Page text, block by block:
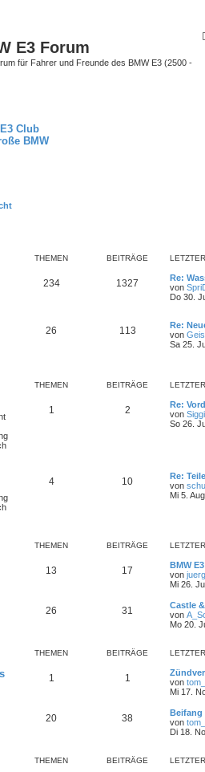
E3 Forum
für Fahrer und Freunde des BMW E3 (2500 -
Club
BMW
THEMEN BEITRÄGE
234 1327
Re:
von
Do 30.
26 113
Re:
von
Sa 25.
THEMEN BEITRÄGE
1 2
Re:
von Siggi
So 26.
4 10
Re: Teile
von
Mi 5.
THEMEN BEITRÄGE
13 17
BMW
von
Mi 26.
26 31
Castle
von
Mo 20.
THEMEN BEITRÄGE
1 1
von
Mi 17.
20 38
Beifang
von
Di 18.
THEMEN BEITRÄGE